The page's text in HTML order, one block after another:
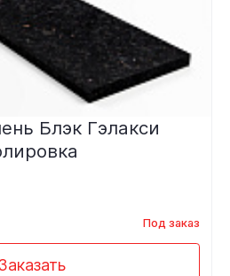
Блэк Гэлакси
Под заказ